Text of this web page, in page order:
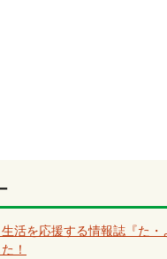
活を応援する情報誌『た・
！